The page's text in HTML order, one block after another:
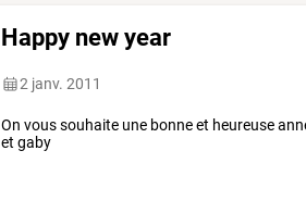
Happy new year
2 janv. 2011
On vous souhaite une bonne et heureuse
et gaby